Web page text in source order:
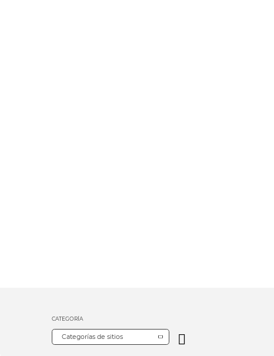
CATEGORÍA
Categorías de sitios